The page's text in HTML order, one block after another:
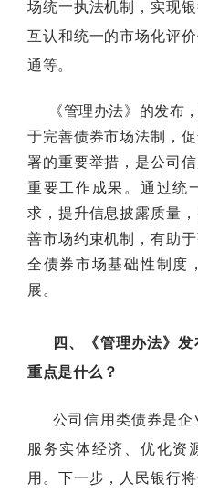
场统一执法机制，实现
互认和统一的市场化评
通等。
《管理办法》的发布
于完善债券市场法制，
署的重要举措，是公司
重要工作成果。 通过统
求，提升信息披露质量
善市场约束机制，有助
全债券市场基础性制度
展。
四、《管理办法》
重点是什么？
公司信用类债券是
服务实体经济、优化资
用。下一步，人民银行